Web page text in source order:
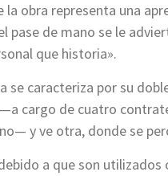
la obra representa una
pase de mano se le
que historia».
se caracteriza por su
cargo de cuatro
y ve otra, donde se
a que son